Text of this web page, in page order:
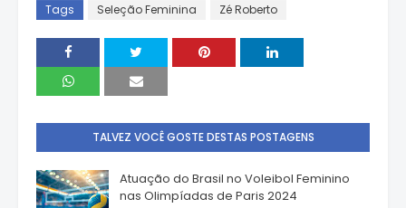
Tags Seleção Feminina Zé Roberto
TALVEZ VOCÊ GOSTE DESTAS POSTAGENS
Atuação do Brasil no Voleibol Feminino
nas Olimpíadas de Paris 2024